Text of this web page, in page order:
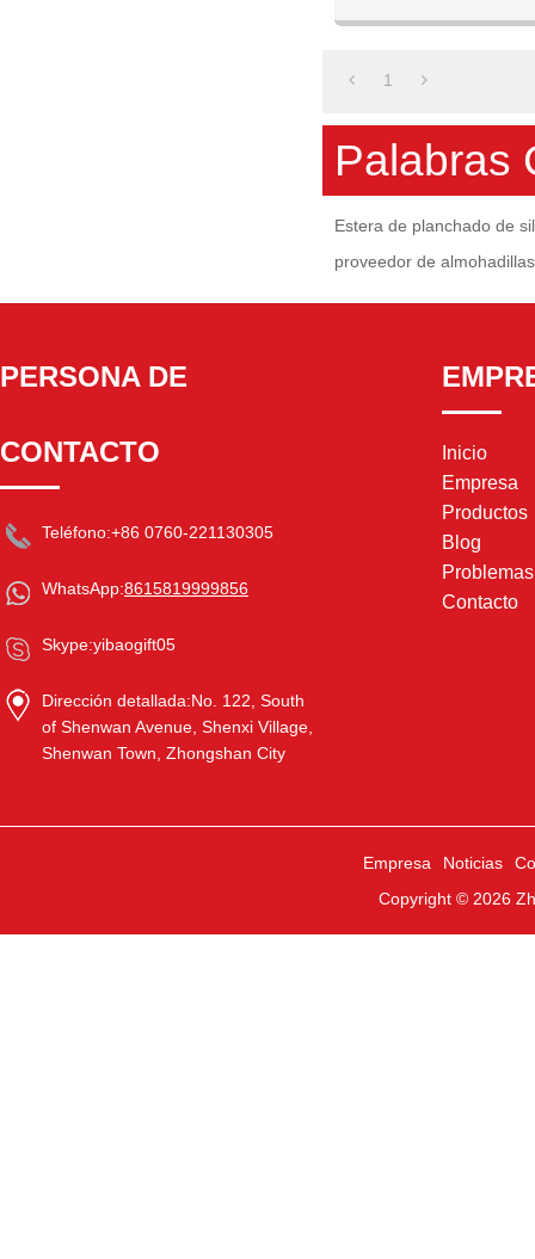
esterilla de
1
Palabras
Estera de planchado de
proveedor de
PERSONA DE
CONTACTO
Teléfono:+86 0760-221130305
WhatsApp:8615819999856
Skype:yibaogift05
Dirección detallada:No. 122, South
of Shenwan Avenue, Shenxi Village,
Shenwan Town, Zhongshan City
Inicio
Empresa
Productos
Blog
Contacto
Empresa Noticias
Copyright © 2026